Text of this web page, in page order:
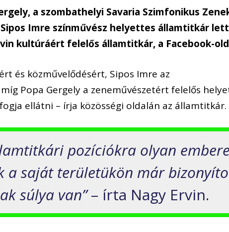
a szombathelyi Savaria Szimfonikus
Imre színművész helyettes államtitkár
kultúráért felelős államtitkár, a Facebook-
és közművelődésért, Sipos Imre az
Popa Gergely a zeneművészetért felelős
ellátni – írja közösségi oldalán az államtitkár.
pozíciókra olyan
a saját területükön már
súlya van”– írta Nagy Ervin.